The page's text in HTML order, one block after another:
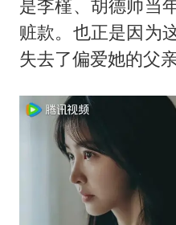
是李槿、胡德帅当
赃款。也正是因为
失去了偏爱她的父亲